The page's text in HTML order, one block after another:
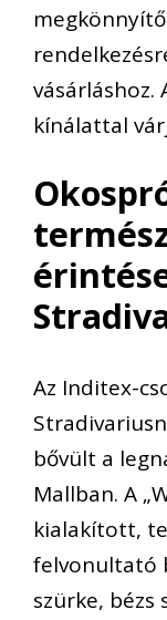
vásárláshoz.
kínálattal
Az Inditex-
bővült a
Mallban. A
kialakított,
felvonultató
szürke, bézs